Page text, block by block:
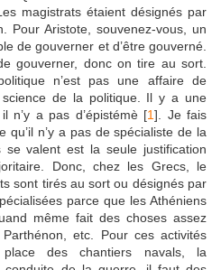
magistrats étaient désignés par
Pour Aristote, souvenez-vous, un
de gouverner et d’être gouverné.
gouverner, donc on tire au sort.
n’est pas une affaire de
de la politique. Il y a une
n’y a pas d’épistémè[1] . Je fais
qu’il n’y a pas de spécialiste de la
valent est la seule justification
Donc, chez les Grecs, le
sont tirés au sort ou désignés par
parce que les Athéniens
même fait des choses assez
etc. Pour ces activités
des chantiers navals, la